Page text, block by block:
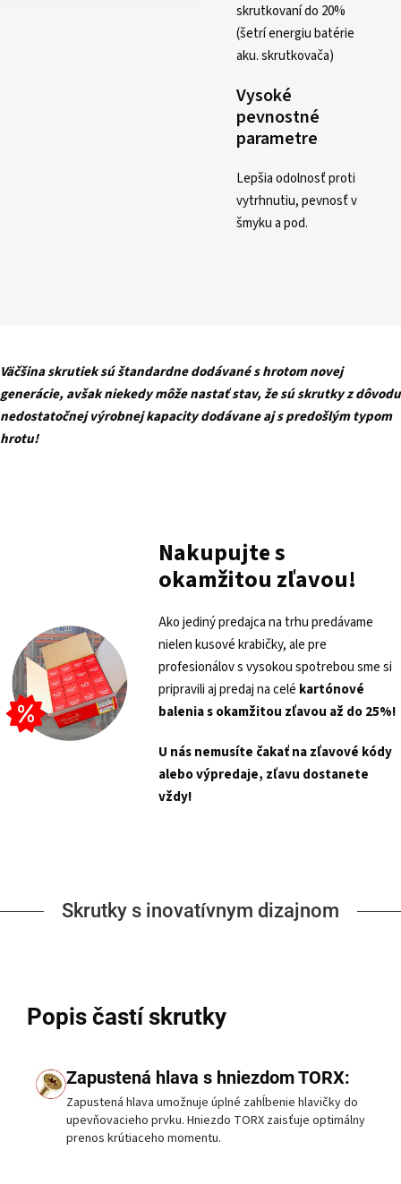
skrutkovaní do 20%
(šetrí energiu batérie
aku. skrutkovača)
Vysoké
pevnostné
parametre
Lepšia odolnosť proti
vytrhnutiu, pevnosť v
šmyku a pod.
Väčšina skrutiek sú štandardne dodávané s hrotom novej
generácie, avšak niekedy môže nastať stav, že sú skrutky z dôvodu
nedostatočnej výrobnej kapacity dodávane aj s predošlým typom
hrotu!
Nakupujte s
okamžitou zľavou!
Ako jediný predajca na trhu predávame
nielen kusové krabičky, ale pre
profesionálov s vysokou spotrebou sme si
pripravili aj predaj na celé kartónové
balenia sokamžitou zľavou až do 25%!
U nás nemusíte čakať na zľavové kódy
alebo výpredaje, zľavu dostanete
vždy!
Skrutky s inovatívnym dizajnom
Popis častí skrutky
Zapustená hlava s hniezdom TORX:
Zapustená hlava umožnuje úplné zahĺbenie hlavičky do
upevňovacieho prvku. Hniezdo TORX zaisťuje optimálny
prenos krútiaceho momentu.